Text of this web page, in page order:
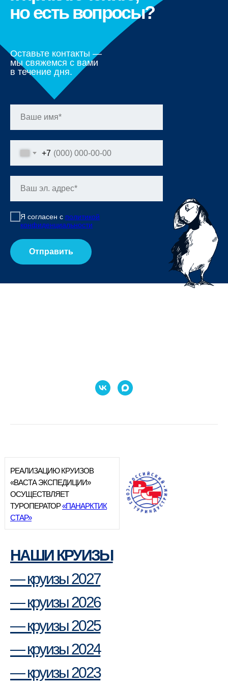
но есть вопросы?
Оставьте контакты —
мы свяжемся с вами
в течение дня.
+7
Я согласен с политикой
конфиденциальности
Отправить
РЕАЛИЗАЦИЮ КРУИЗОВ
«ВАСТА ЭКСПЕДИЦИИ»
ОСУЩЕСТВЛЯЕТ
ТУРОПЕРАТОР«ПАНАРКТИК
СТАР»
НАШИ КРУИЗЫ
— круизы 2027
— круизы 2026
— круизы 2025
— круизы 2024
— круизы 2023